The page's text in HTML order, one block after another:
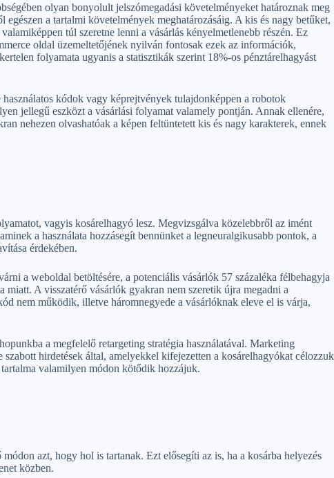
olyan bonyolult jelszómegadási követelményeket határoznak meg
a tartalmi követelmények meghatározásáig. A kis és nagy betűket,
túl szeretne lenni a vásárlás kényelmetlenebb részén. Ez
oldal üzemeltetőjének nyilván fontosak ezek az információk,
folyamata ugyanis a statisztikák szerint 18%-os pénztárelhagyást
kódok vagy képrejtvények tulajdonképpen a robotok
jellegű eszközt a vásárlási folyamat valamely pontján. Annak ellenére,
nehezen olvashatóak a képen feltüntetett kis és nagy karakterek, ennek
vagyis kosárelhagyó lesz. Megvizsgálva közelebbről az imént
a használata hozzásegít bennünket a legneuralgikusabb pontok, a
érdekében.
a weboldal betöltésére, a potenciális vásárlók 57 százaléka félbehagyja
A visszatérő vásárlók gyakran nem szeretik újra megadni a
nem működik, illetve háromnegyede a vásárlóknak eleve el is várja,
a megfelelő retargeting stratégia használatával. Marketing
hirdetések által, amelyekkel kifejezetten a kosárelhagyókat célozzuk
valamilyen módon kötődik hozzájuk.
azt, hogy hol is tartanak. Ezt elősegíti az is, ha a kosárba helyezés
közben.